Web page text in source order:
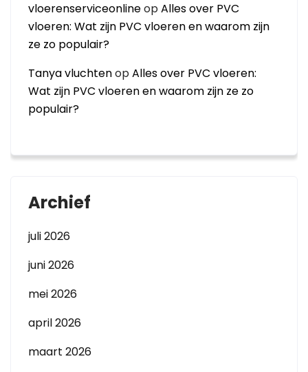
vloerenserviceonlineopAlles over PVC
vloeren: Wat zijn PVC vloeren en waarom zijn
ze zo populair?
Tanya vluchtenopAlles over PVC vloeren:
Wat zijn PVC vloeren en waarom zijn ze zo
populair?
Archief
juli 2026
juni 2026
mei 2026
april 2026
maart 2026